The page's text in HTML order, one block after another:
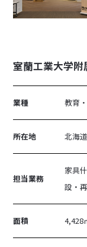
室蘭工業大学附
業種 教育
所在地 北海
担当業務
家具
設・
面積 4,428